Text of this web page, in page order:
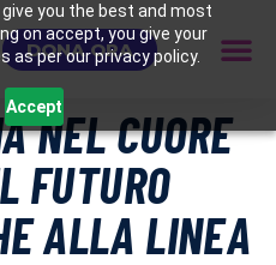
you the best and most
on accept, you give your
per our privacy policy.
Accept
DONA ORA
NEL CUORE
FUTURO
ALLA LINEA